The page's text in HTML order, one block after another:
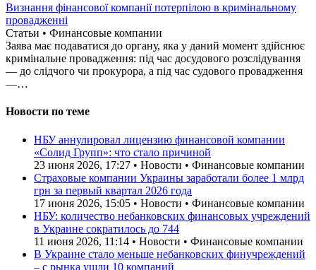
Визнання фінансової компанії потерпілою в кримінальному
провадженні
Статьи • Финансовые компании
Заява має подаватися до органу, яка у даний момент здійснює
кримінальне провадження: під час досудового розслідування
— до слідчого чи прокурора, а під час судового провадження
—…
Новости по теме
НБУ аннулировал лицензию финансовой компании
«Солид Групп»: что стало причиной
23 июня 2026, 17:27 • Новости • Финансовые компании
Страховые компании Украины заработали более 1 млрд
грн за первый квартал 2026 года
17 июня 2026, 15:05 • Новости • Финансовые компании
НБУ: количество небанковских финансовых учреждений
в Украине сократилось до 744
11 июня 2026, 11:14 • Новости • Финансовые компании
В Украине стало меньше небанковских финучреждений
– с рынка ушли 10 компаний